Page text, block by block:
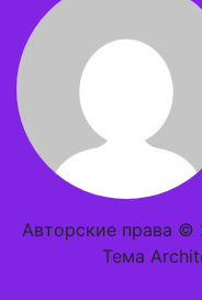
Авторские права ©
Тема